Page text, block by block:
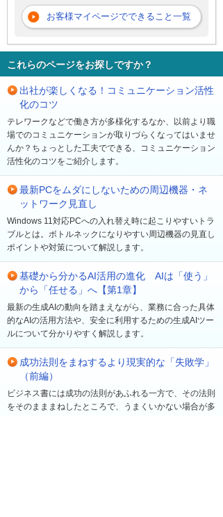
お客様マイページでできること一覧
これらのページをお探しですか？
出社が楽しくなる！コミュニケーション活性
化のコツ
テレワークなどで働き方が多様化するなか、以前より職
場でのコミュニケーションが取りづらくなってはいませ
んか？ちょっとした工夫でできる、コミュニケーション
活性化のコツをご紹介します。
最新PCをムダにしないための周辺機器・ネ
ットワーク見直し
Windows 11対応PCへの入れ替え時に起こりやすいトラ
ブルとは。ボトルネックになりやすい周辺機器の見直し
ポイントや対策について解説します。
基礎から分かるAI活用の進化 AIは「使う」
から「任せる」へ【第1章】
最新の生成AIの動向を踏まえながら、業務に合った具体
的なAIの活用方法や、安全に利用するための生成AIツー
ルについて分かりやすく解説します。
成功法則をまねするより現実的な「失敗学」
（前編）
ビジネス書には成功の法則があふれる一方で、その法則
をそのまままねしたところで、うまくいかない場合が多